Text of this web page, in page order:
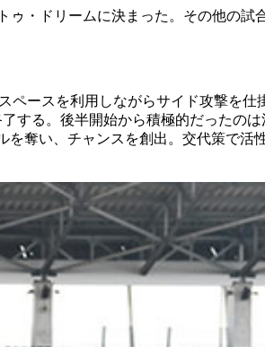
ゥ・ドリームに決まった。その他の試
ペースを利用しながらサイド攻撃を仕
する。後半開始から積極的だったの
奪い、チャンスを創出。交代策で活